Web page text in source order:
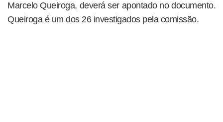
Marcelo Queiroga, deverá ser apontado no documento.
Queiroga é um dos 26 investigados pela comissão.